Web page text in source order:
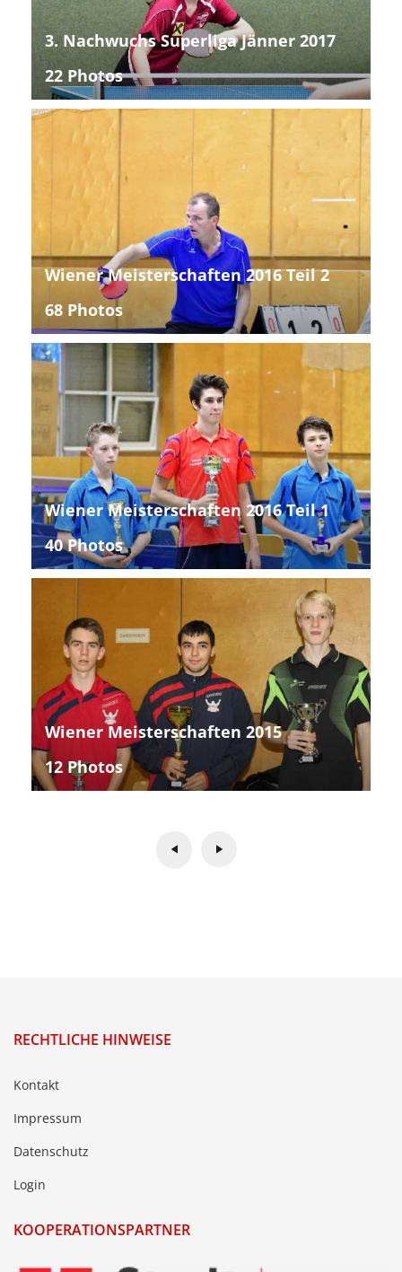
3. Nachwuchs Superliga Jänner 2017
22 Photos
Wiener Meisterschaften 2016 Teil 2
68 Photos
Wiener Meisterschaften 2016 Teil 1
40 Photos
Wiener Meisterschaften 2015
12 Photos
RECHTLICHE HINWEISE
Kontakt
Impressum
Datenschutz
Login
KOOPERATIONSPARTNER